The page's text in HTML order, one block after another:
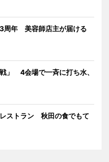
周年 美容師店主が届ける
」 4会場で一斉に打ち水、
ストラン 秋田の食でもて